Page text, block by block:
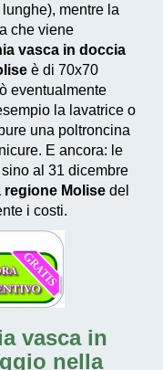
mentre la
che viene
vasca in doccia
è di 70x70
eventualmente
la lavatrice o
una poltroncina
E ancora: le
al 31 dicembre
Molise del
i costi.
vasca in
nella